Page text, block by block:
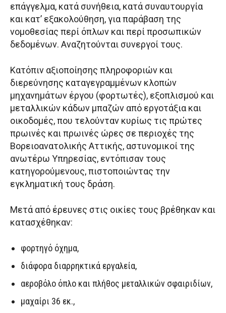
επάγγελμα, κατά συνήθεια, κατά συναυτουργία
και κατ’ εξακολούθηση, για παράβαση της
νομοθεσίας περί όπλων και περί προσωπικών
δεδομένων. Αναζητούνται συνεργοί τους.
Κατόπιν αξιοποίησης πληροφοριών και
διερεύνησης καταγεγραμμένων κλοπών
μηχανημάτων έργου (φορτωτές), εξοπλισμού και
μεταλλικών κάδων μπαζών από εργοτάξια και
οικοδομές, που τελούνταν κυρίως τις πρώτες
πρωινές και πρωινές ώρες σε περιοχές της
Βορειοανατολικής Αττικής, αστυνομικοί της
ανωτέρω Υπηρεσίας, εντόπισαν τους
κατηγορούμενους, πιστοποιώντας την
εγκληματική τους δράση.
Μετά από έρευνες στις οικίες τους βρέθηκαν και
κατασχέθηκαν:
φορτηγό όχημα,
διάφορα διαρρηκτικά εργαλεία,
αεροβόλο όπλο και πλήθος μεταλλικών σφαιριδίων,
μαχαίρι 36 εκ.,